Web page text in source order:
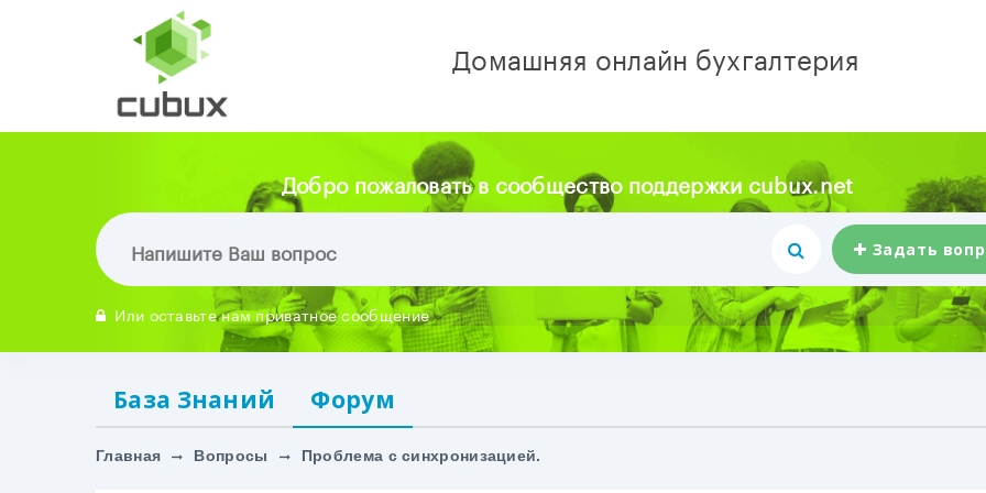
Домашняя онлайн бухгалтерия
Добро пожаловать в сообщество поддержки cubux.net
Задать
Или оставьте нам приватное сообщение
База Знаний Форум
Главная Вопросы Проблема с синхронизацией.